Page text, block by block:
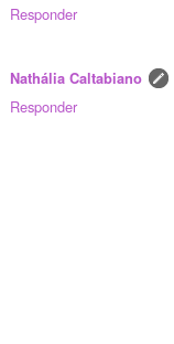
Responder
Nathália Caltabiano
Responder